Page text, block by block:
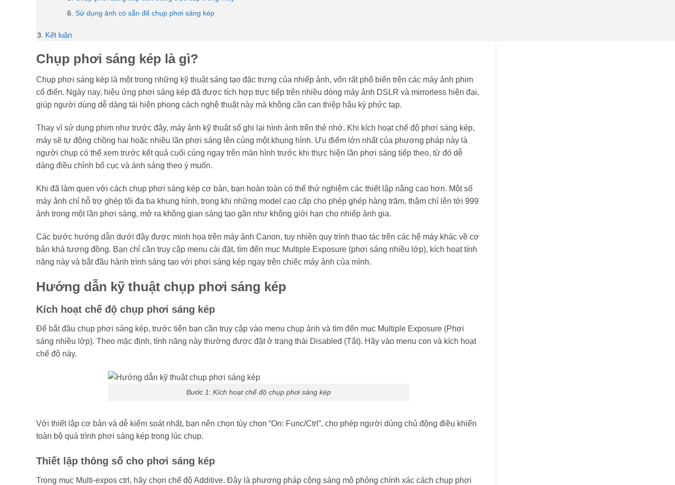
Sử dụng ảnh có sẵn để chụp phơi sáng kép
Kết luận
Chụp phơi sáng kép là gì?
Chụp phơi sáng kép là một trong những kỹ thuật sáng tạo đặc trưng của nhiếp ảnh, vốn rất phổ biến trên các máy ảnh phim
cổ điển. Ngày nay, hiệu ứng phơi sáng kép đã được tích hợp trực tiếp trên nhiều dòng máy ảnh DSLR và mirrorless hiện đại,
giúp người dùng dễ dàng tái hiện phong cách nghệ thuật này mà không cần can thiệp hậu kỳ phức tạp.
Thay vì sử dụng phim như trước đây, máy ảnh kỹ thuật số ghi lại hình ảnh trên thẻ nhớ. Khi kích hoạt chế độ phơi sáng kép,
máy sẽ tự động chồng hai hoặc nhiều lần phơi sáng lên cùng một khung hình. Ưu điểm lớn nhất của phương pháp này là
người chụp có thể xem trước kết quả cuối cùng ngay trên màn hình trước khi thực hiện lần phơi sáng tiếp theo, từ đó dễ
dàng điều chỉnh bố cục và ánh sáng theo ý muốn.
Khi đã làm quen với cách chụp phơi sáng kép cơ bản, bạn hoàn toàn có thể thử nghiệm các thiết lập nâng cao hơn. Một số
máy ảnh chỉ hỗ trợ ghép tối đa ba khung hình, trong khi những model cao cấp cho phép ghép hàng trăm, thậm chí lên tới 999
ảnh trong một lần phơi sáng, mở ra không gian sáng tạo gần như không giới hạn cho nhiếp ảnh gia.
Các bước hướng dẫn dưới đây được minh họa trên máy ảnh Canon, tuy nhiên quy trình thao tác trên các hệ máy khác về cơ
bản khá tương đồng. Bạn chỉ cần truy cập menu cài đặt, tìm đến mục Multiple Exposure (phơi sáng nhiều lớp), kích hoạt tính
năng này và bắt đầu hành trình sáng tạo với phơi sáng kép ngay trên chiếc máy ảnh của mình.
Hướng dẫn kỹ thuật chụp phơi sáng kép
Kích hoạt chế độ chụp phơi sáng kép
Để bắt đầu chụp phơi sáng kép, trước tiên bạn cần truy cập vào menu chụp ảnh và tìm đến mục Multiple Exposure (Phơi
sáng nhiều lớp). Theo mặc định, tính năng này thường được đặt ở trạng thái Disabled (Tắt). Hãy vào menu con và kích hoạt
chế độ này.
Bước 1: Kích hoạt chế độ chụp phơi sáng kép
Với thiết lập cơ bản và dễ kiểm soát nhất, bạn nên chọn tùy chọn “On: Func/Ctrl”, cho phép người dùng chủ động điều khiển
toàn bộ quá trình phơi sáng kép trong lúc chụp.
Thiết lập thông số cho phơi sáng kép
Trong mục Multi-expos ctrl, hãy chọn chế độ Additive. Đây là phương pháp cộng sáng mô phỏng chính xác cách chụp phơi